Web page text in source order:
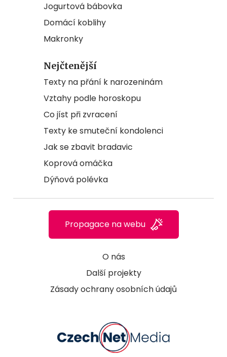
Jogurtová bábovka
Domácí koblihy
Makronky
Nejčtenější
Texty na přání k narozeninám
Vztahy podle horoskopu
Co jíst při zvracení
Texty ke smuteční kondolenci
Jak se zbavit bradavic
Koprová omáčka
Dýňová polévka
O nás
Další projekty
Zásady ochrany osobních údajů
Propagace na webu